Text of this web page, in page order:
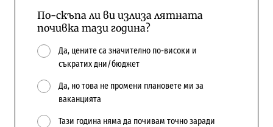
По-скъпа ли ви излиза лятната
почивка тази година?
Да, цените са значително по-високи и
съкратих дни/бюджет
Да, но това не промени плановете ми за
ваканцията
Тази година няма да почивам точно заради